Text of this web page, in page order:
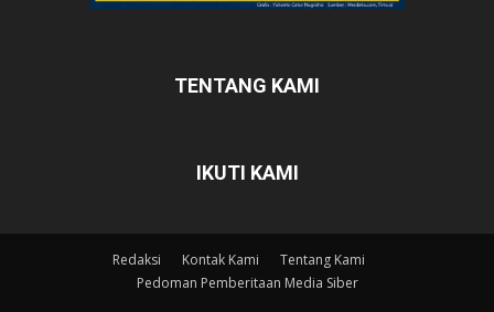
TENTANG KAMI
IKUTI KAMI
Redaksi Kontak Kami
Tentang Kami
Pedoman Pemberitaan Media Siber